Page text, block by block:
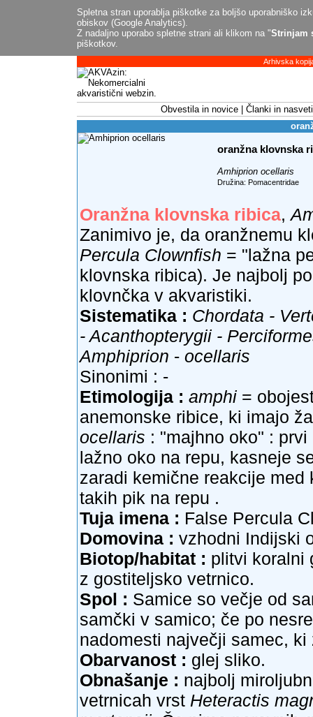
Spletna stran uporablja piškotke za boljšo uporabniško
obiskov (Google Analytics).
Z nadaljno uporabo spletne strani ali klikom na "Strinjam
piškotkov.
Arhivska
Obvestila in novice
Članki in nasveti
oranžna klovnska
Amhiprion ocellaris
Družina: Pomacentridae
Oranžna klovnska ribica,
Zanimivo je, da oranžnemu
Percula Clownfish = "lažna
klovnska ribica). Je najbolj
klovnčka v akvaristiki.
Sistematika : Chordata -
- Acanthopterygii -
Amphiprion - ocellaris
Sinonimi : -
Etimologija : amphi =
anemonske ribice, ki imajo
ocellaris : "majhno oko" :
lažno oko na repu, kasneje
zaradi kemične reakcije
takih pik na repu .
Tuja imena : False Percula
Domovina : vzhodni Indijski
Biotop/habitat : plitvi koralni
z gostiteljsko vetrnico.
Spol : Samice so večje od
samčki v samico; če po
nadomesti največji samec, ki
Obarvanost : glej sliko.
Obnašanje : najbolj
vetrnicah vrst Heteractis